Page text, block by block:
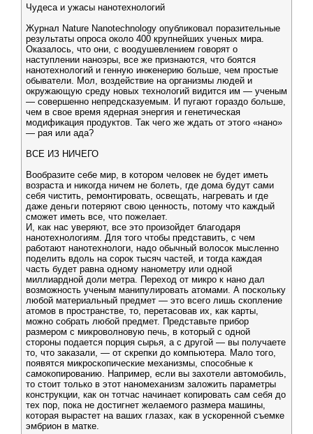
Чудеса и ужасы нанотехнологий
Журнал Nature Nanotechnology опубликовал поразительные
результаты опроса около 400 крупнейших ученых мира.
Оказалось, что они, с воодушевлением говорят о
наступлении наноэры, все же признаются, что боятся
нанотехнологий и генную инженерию больше, чем простые
обыватели. Мол, воздействие на организмы людей и
окружающую среду новых технологий видится им — ученым
— совершенно непредсказуемым. И пугают гораздо больше,
чем в свое время ядерная энергия и генетическая
модификация продуктов. Так чего же ждать от этого «нано»
— рая или ада?
ВСЕ ИЗ НИЧЕГО
Вообразите себе мир, в котором человек не будет иметь
возраста и никогда ничем не болеть, где дома будут сами
себя чистить, ремонтировать, освещать, нагревать и где
даже деньги потеряют свою ценность, потому что каждый
сможет иметь все, что пожелает.
И, как нас уверяют, все это произойдет благодаря
нанотехнологиям. Для того чтобы представить, с чем
работают нанотехнологи, надо обычный волосок мысленно
поделить вдоль на сорок тысяч частей, и тогда каждая
часть будет равна одному нанометру или одной
миллиардной доли метра. Переход от микро к нано дал
возможность ученым манипулировать атомами. А поскольку
любой материальный предмет — это всего лишь скопление
атомов в пространстве, то, перетасовав их, как карты,
можно собрать любой предмет. Представьте прибор
размером с микроволновую печь, в который с одной
стороны подается порция сырья, а с другой — вы получаете
то, что заказали, — от скрепки до компьютера. Мало того,
появятся микроскопические механизмы, способные к
самокопированию. Например, если вы захотели автомобиль,
то стоит только в этот наномеханизм заложить параметры
конструкции, как он тотчас начинает копировать сам себя до
тех пор, пока не достигнет желаемого размера машины,
которая вырастет на ваших глазах, как в ускоренной съемке
эмбрион в матке.